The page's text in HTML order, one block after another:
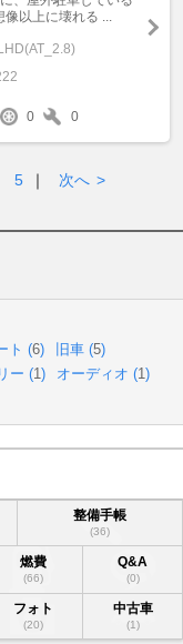
像以上に壊れる ...
0 0
5 ｜ 次へ >
ト (6) 旧車 (5)
ー (1) オーディオ (1)
整備手帳
(36)
燃費
(66)
Q&A
(0)
フォト
(20)
中古車
(1)